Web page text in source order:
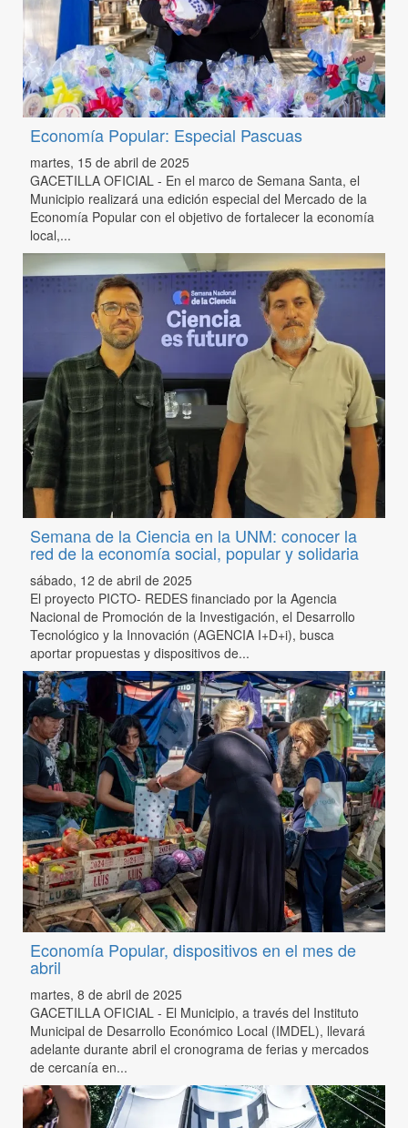
Economía Popular: Especial Pascuas
martes, 15 de abril de 2025
GACETILLA OFICIAL - En el marco de Semana Santa, el
Municipio realizará una edición especial del Mercado de la
Economía Popular con el objetivo de fortalecer la economía
local,...
Semana de la Ciencia en la UNM: conocer la
red de la economía social, popular y solidaria
sábado, 12 de abril de 2025
El proyecto PICTO- REDES financiado por la Agencia
Nacional de Promoción de la Investigación, el Desarrollo
Tecnológico y la Innovación (AGENCIA I+D+i), busca
aportar propuestas y dispositivos de...
Economía Popular, dispositivos en el mes de
abril
martes, 8 de abril de 2025
GACETILLA OFICIAL - El Municipio, a través del Instituto
Municipal de Desarrollo Económico Local (IMDEL), llevará
adelante durante abril el cronograma de ferias y mercados
de cercanía en...